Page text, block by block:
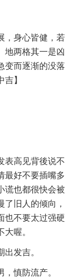
，身心皆健，若
地两格其一是凶
变而逐渐的没落
】
表高见背後说不
最好不要插嘴多
谎也都很快会被
旧人的倾向，
也不要太过强硬
喔。
发吉。
慎防流产。